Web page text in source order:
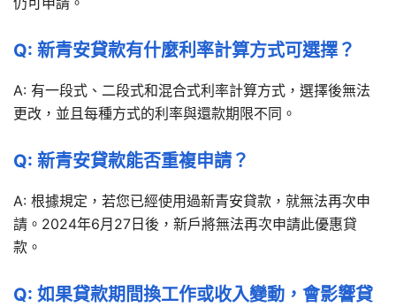
Q: 新青安貸款有什麼利率計算方式可選擇？
A: 有一段式、二段式和混合式利率計算方式，選擇後無法
更改，並且每種方式的利率與還款期限不同。
Q: 新青安貸款能否重複申請？
A: 根據規定，若您已經使用過新青安貸款，就無法再次申
請。2024年6月27日後，新戶將無法再次申請此優惠貸
款。
Q: 如果貸款期間換工作或收入變動，會影響貸